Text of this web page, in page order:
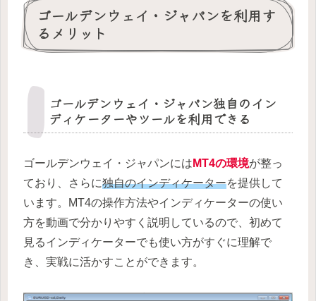
ゴールデンウェイ・ジャパンを利用す
るメリット
ゴールデンウェイ・ジャパン独自のイン
ディケーターやツールを利用できる
ゴールデンウェイ・ジャパンには MT4の環境が整っ
ており、さらに独自のインディケーターを提供して
います。
MT4の操作方法やインディケーターの使い
方を動画で分かりやすく説明 しているので、初めて
見るインディケーターでも使い方がすぐに理解で
き、実戦に活かすことができます。